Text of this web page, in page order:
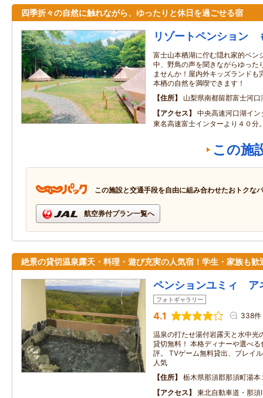
四季折々の自然に触れながら、ゆったりと休日を過ごせる宿
リゾートペンション
富士山本栖湖に佇む隠れ家的ペン
中、野鳥の声を聞きながらゆった
ませんか！屋内外キッズランドも
本栖の自然を満喫できます！
住所
山梨県南都留郡富士河
アクセス
中央高速河口湖イ
東名高速富士インターより４０分
この施
この施設と交通手段を自由に組み合わせたおトクな
航空券付プラン一覧へ
絶景の貸切温泉露天・料理・遊び充実の人気宿！学生・家族も歓
ペンションユミィ ア
フォトギャラリー
4.1 338件
温泉の打たせ湯付岩露天と水中光
貸切無料！ 本格ディナーや選べ
評。 TVゲーム無料貸出、プレイ
人気
住所
栃木県那須郡那須町湯
アクセス
東北自動車道・那